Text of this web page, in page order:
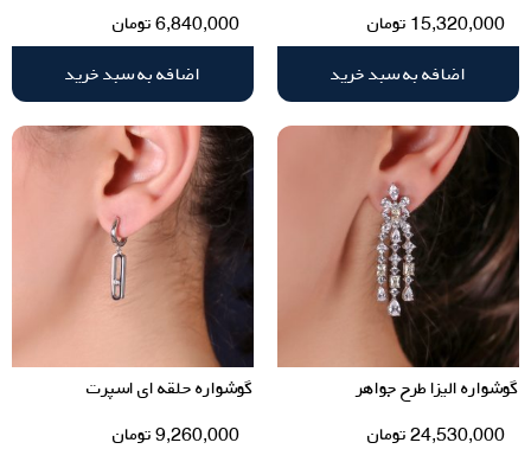
15,320,000 تومان
اضافه به سبد خرید
6,840,000تومان
اضافه به سبد خرید
گوشواره الیزا طرح جواهر
24,530,000تومان
گوشواره حلقه ای اسپرت
9,260,000تومان